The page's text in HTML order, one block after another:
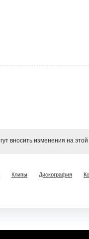
вносить изменения на
Клипы Дискография